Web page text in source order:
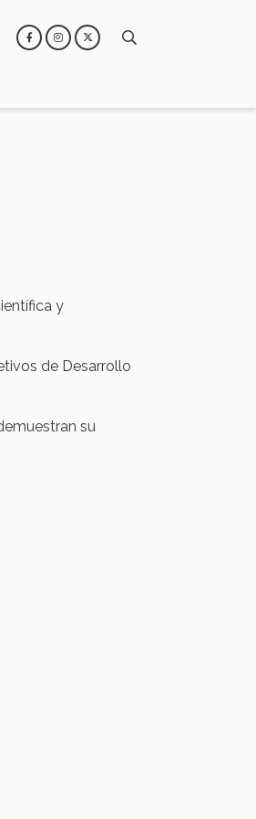
y
de Desarrollo
su